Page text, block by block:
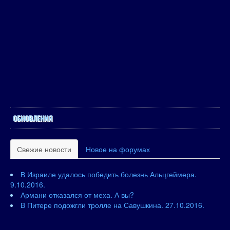
ОБНОВЛЕНИЯ
Свежие новости Новое на форумах
В Израиле удалось победить болезнь Альцгеймера.
9.10.2016.
Армани отказался от меха. А вы?
В Питере подожгли тролле на Савушкина. 27.10.2016.